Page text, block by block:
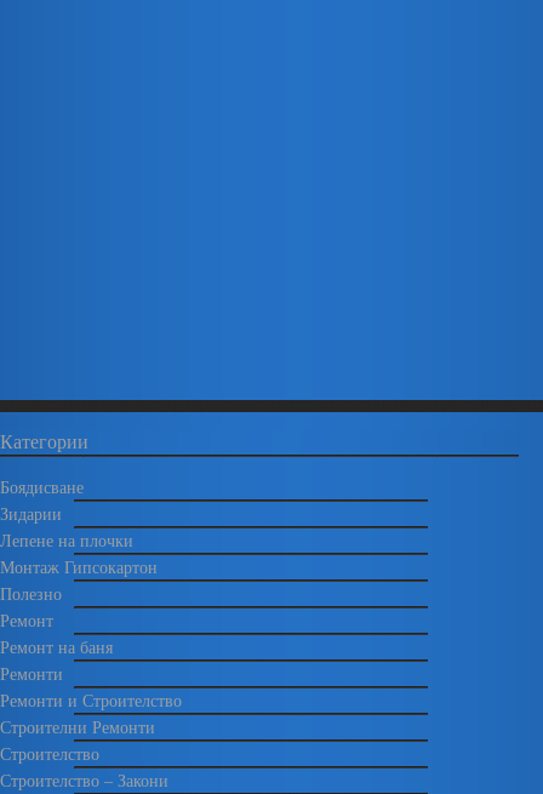
Категории
Боядисване
Зидарии
Лепене на плочки
Монтаж Гипсокартон
Полезно
Ремонт
Ремонт на баня
Ремонти
Ремонти и Строителство
Строителни Ремонти
Строителство
Строителство – Закони